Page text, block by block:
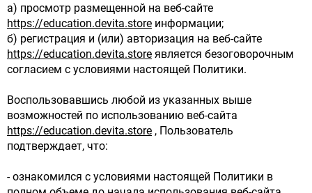
а) просмотр размещенной на веб-сайте
https://education.devita.store информации;
б) регистрация и (или) авторизация на веб-сайте
https://education.devita.store является безоговорочным
согласием с условиями настоящей Политики.
Воспользовавшись любой из указанных выше
возможностей по использованию веб-сайта
https://education.devita.store , Пользователь
подтверждает, что:
- ознакомился с условиями настоящей Политики в